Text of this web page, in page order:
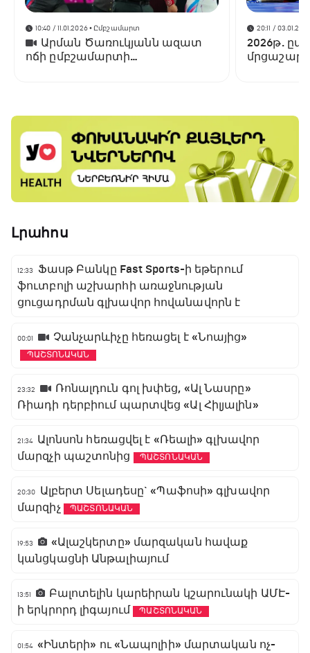
10:40 / 11.01.2026• Ըմբշամարտ
Արման Ծառուկյանն ազատ
ոճի ըմբշամարտի
20:11 /
2026թ.
Լրահոս
12:33
Ֆասթ Բանկը Fast Sports-ի եթերում
ֆուտբոլի աշխարհի առաջնության
ցուցադրման գլխավոր հովանավորն է
00:01 Չանչարևիչը հեռացել է «Նոայից»
ՊԱՇՏՈՆԱԿԱՆ
23:32
Ռոնալդուն գոլ խփեց, «Ալ Նասրը»
Ռիադի դերբիում պարտվեց «Ալ Հիլյալին»
21:34 Ալոնսոն հեռացվել է «Ռեալի» գլխավոր
մարզչի պաշտոնից
ՊԱՇՏՈՆԱԿԱՆ
20:30
Ալբերտ Սելադեսը` «Պաֆոսի» գլխավոր
մարզիչ
ՊԱՇՏՈՆԱԿԱՆ
19:53
«Ալաշկերտը» մարզական հավաք
կանցկացնի Անթալիայում
13:51
Բալոտելին կարեիրան կշարունակի ԱՄԷ-
ի երկրորդ լիգայում
ՊԱՇՏՈՆԱԿԱՆ
01:54 «Ինտերի» ու «Նապոլիի» մարտական ոչ-